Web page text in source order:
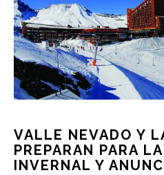
VALLE NEVADO Y
PREPARAN PARA
INVERNAL Y